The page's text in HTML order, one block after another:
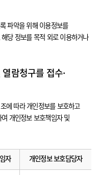
파악을 위해 이용정보를
당 정보를 목적 외로 이용하거나
람청구를 접수·
에 따라 개인정보를 보호하고
개인정보 보호책임자 및
자 개인정보 보호담당자